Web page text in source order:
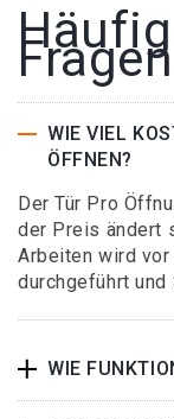
Fragen
WIE VIEL
ÖFFNEN?
Der Tür Pro
der Preis ändert
Arbeiten wird
durchgeführt
WIE